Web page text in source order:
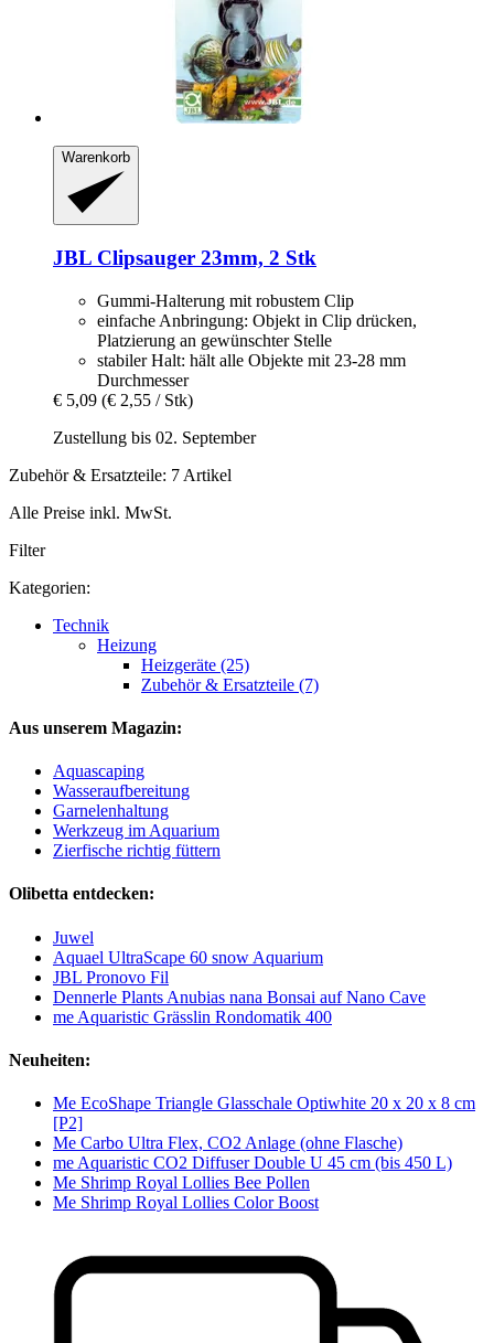
Warenkorb
JBL Clipsauger 23mm, 2 Stk
Gummi-Halterung mit robustem Clip
einfache Anbringung: Objekt in Clip drücken,
Platzierung an gewünschter Stelle
stabiler Halt: hält alle Objekte mit 23-28 mm
Durchmesser
€ 5,09 (€ 2,55 / Stk)
Zustellung bis 02. September
Zubehör & Ersatzteile: 7 Artikel
Alle Preise inkl. MwSt.
Filter
Kategorien:
Technik
Heizung
Heizgeräte (25)
Zubehör & Ersatzteile (7)
Aus unserem Magazin:
Aquascaping
Wasseraufbereitung
Garnelenhaltung
Werkzeug im Aquarium
Zierfische richtig füttern
Olibetta entdecken:
Juwel
Aquael UltraScape 60 snow Aquarium
JBL Pronovo Fil
Dennerle Plants Anubias nana Bonsai auf Nano Cave
me Aquaristic Grässlin Rondomatik 400
Neuheiten:
Me EcoShape Triangle Glasschale Optiwhite 20 x 20 x 8 cm
[P2]
Me Carbo Ultra Flex, CO2 Anlage (ohne Flasche)
me Aquaristic CO2 Diffuser Double U 45 cm (bis 450 L)
Me Shrimp Royal Lollies Bee Pollen
Me Shrimp Royal Lollies Color Boost